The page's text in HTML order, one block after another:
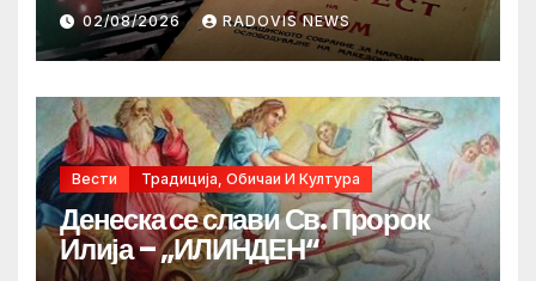
02/08/2026 RADOVIS NEWS
Вести Традиција, Обичаи И Култура
Денеска се слави Св. Пророк
Илија – „ИЛИНДЕН“